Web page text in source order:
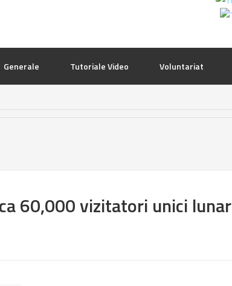
Generale Tutoriale Video Voluntariat
60,000 vizitatori unici lunar